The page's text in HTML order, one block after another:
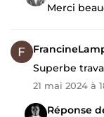
Merci
Superbe
21 mai 2024 à
Réponse